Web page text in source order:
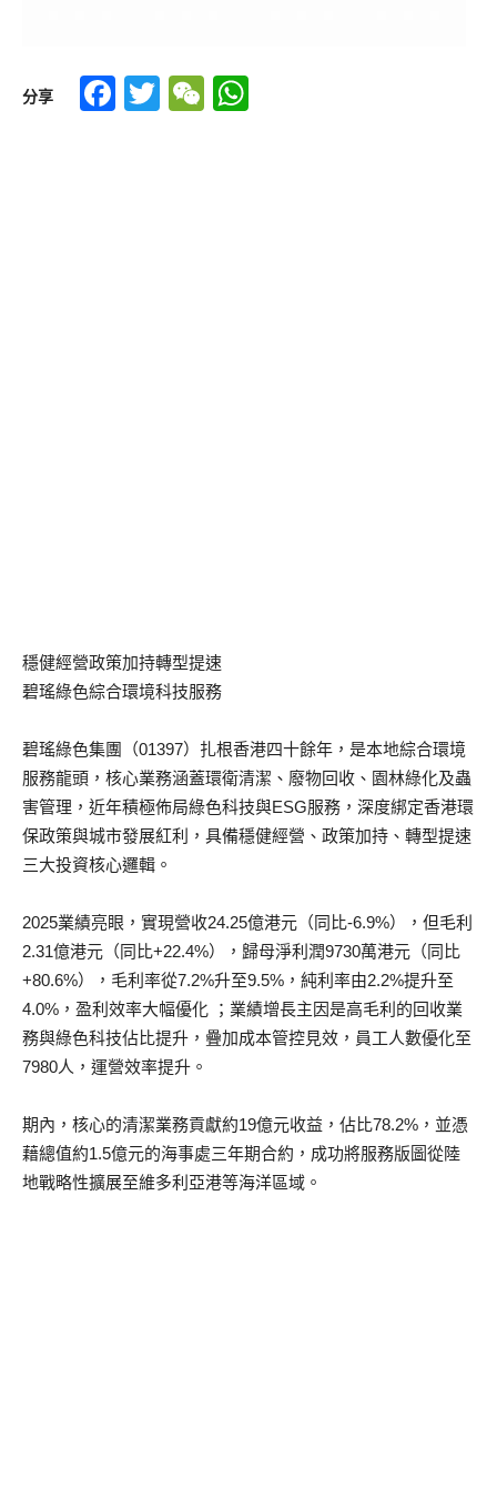
分享 Facebook
TwitterWeChat
穩健經營政策加持轉型提速
碧瑤綠色綜合環境科技服務
碧瑤綠色集團（01397）扎根香港四十餘年，是本地綜合環境
服務龍頭，核心業務涵蓋環衛清潔、廢物回收、園林綠化及蟲
害管理，近年積極佈局綠色科技與ESG服務，深度綁定香港環
保政策與城市發展紅利，具備穩健經營、政策加持、轉型提速
三大投資核心邏輯。
2025業績亮眼，實現營收24.25億港元（同比-6.9%），但毛利
2.31億港元（同比+22.4%），歸母淨利潤9730萬港元（同比
+80.6%），毛利率從7.2%升至9.5%，純利率由2.2%提升至
4.0%，盈利效率大幅優化 ；業績增長主因是高毛利的回收業
務與綠色科技佔比提升，疊加成本管控見效，員工人數優化至
7980人，運營效率提升。
期內，核心的清潔業務貢獻約19億元收益，佔比78.2%，並憑
藉總值約1.5億元的海事處三年期合約，成功將服務版圖從陸
地戰略性擴展至維多利亞港等海洋區域。